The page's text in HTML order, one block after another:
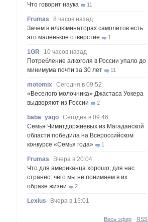
Что говорит наука
11
Frumas
8 часов назад
Зачем в иллюминаторах самолетов есть
это маленькое отверстие
1
1GR
10 часов назад
Потребление алкоголя в России упало до
минимума почти за 30 лет
11
motomix Сегодня в 09:52
«Веселого молочника» Джастаса Уокера
выдворяют из России
2
baba_yago Сегодня в 09:46
Семья Чимитдоржиевых из Магаданской
области победила на Всероссийском
конкурсе «Семья года»
1
Frumas
Вчера в 20:04
Что для американца хорошо, для нас
странно: чего мы не понимаем в их
образе жизни
2
Lexius
Вчера в 15:01
трансляцию торгов потеряла все
10
Весь эфир · RSS